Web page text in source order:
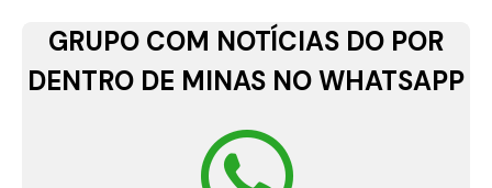
GRUPO COM NOTÍCIAS DO POR
DENTRO DE MINAS NO WHATSAPP